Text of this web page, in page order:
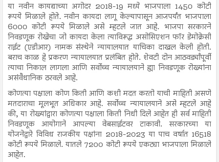
या नवीन कायद्याच्या अगोदर 2018-19 मध्ये भाजपाला 1450 कोटी
रूपये मिळाले होते. नवीन कायदा लागू केल्यापासून आजपर्यंत भाजपाला
6000 कोटी रूपये मिळाले असे म्हटले जात आहे. भाजपा सरकारने
निवडणूक रोखेचा जो कायदा केला त्याविरूद्ध असोसिएशन फॉर डेमोक्रेसी
राईट (एडीआर) नामक संस्थेने न्यायालयात याचिका दाखल केली होती.
बराच काळ हे प्रकरण न्यायालयात प्रलंबित होते. शेवटी दोन आठवड्याँपूर्वी
त्याचा निकाल लागला आणि सर्वोच्च न्यायालयाने ह्या निवडणूक रोख्यांना
असंवैधानिक ठरवले आहे.
कोणत्या पक्षाला कोण किती आणि कशी मदत करतो याची माहिती असणे
मतदाराचा मूलभूत अधिकार आहे. सर्वोच्च न्यायालयाने असे म्हटले आहे
की, या रोख्यांद्वारा कोणत्या पक्षाला किती निधी दिले आहेत ही सर्व माहिती
निवडणूक आयोगाने आपल्या वेबसाईटवर टाकावी. सरकारच्या या
योजनेद्वारे विविध राजकीय पक्षांना 2018-2023 या पाच वर्षात 16518
कोटी रूपये मिळाले. यातले 7200 कोटी रूपये एकट्या भाजपाला मिळाले
आहेत.